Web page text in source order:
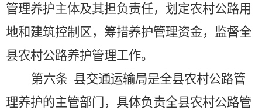
管理养护主体及其担负责任，划定农村公路用
地和建筑控制区，筹措养护管理资金，监督全
县农村公路养护管理工作。
第六条 县交通运输局是全县农村公路管
理养护的主管部门，具体负责全县农村公路管